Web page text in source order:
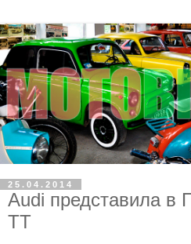
25.04.2014
Audi представила в
TT